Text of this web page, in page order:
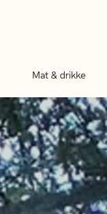
Mat & drikke